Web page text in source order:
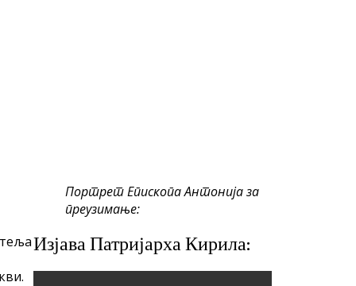
Портрет Епископа Антонија за
преузимање:
Изјава Патријарха Кирила: